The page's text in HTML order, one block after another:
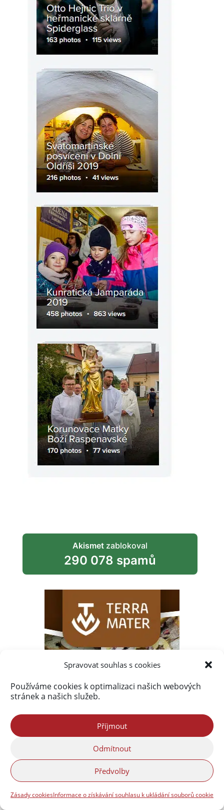
Spravovat souhlas s cookies
Používáme cookies k optimalizaci našich webových
stránek a našich služeb.
Příjmout
Odmítnout
Předvolby
Zásady cookiesInformace o získávání souhlasu k ukládání souborů cookie
Akismetzablokoval
290 078 spamů